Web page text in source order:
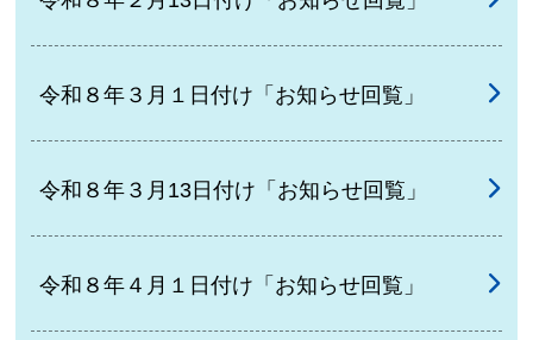
令和８年３月１日付け「お知らせ回覧」
令和８年３月13日付け「お知らせ回覧」
令和８年４月１日付け「お知らせ回覧」